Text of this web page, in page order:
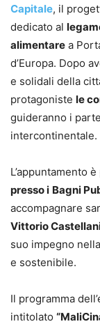
Capitale, il
dedicato al
alimentare a
d’Europa. Dopo
e solidali della
protagoniste le
guideranno i
intercontinentale.
L’appuntamento
presso i Bagni
accompagnare
Vittorio
suo impegno
e sostenibile.
Il programma
intitolato